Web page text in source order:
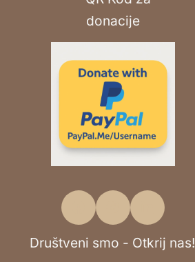
Društveni smo - Otkrij nas!